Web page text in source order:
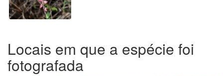
Locais em que a espécie foi
fotografada